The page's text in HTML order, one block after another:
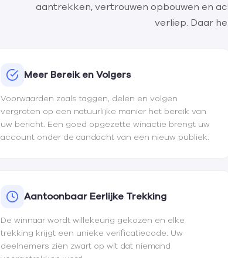
aantrekken, vertrouwen opbouwen en
verliep. Daar
Meer Bereik en Volgers
Voorwaarden zoals taggen, delen en volgen
vergroten op een natuurlijke manier het bereik van
uw bericht. Een goed opgezette winactie brengt uw
account onder de aandacht van een nieuw publiek.
Aantoonbaar Eerlijke Trekking
De winnaar wordt willekeurig gekozen en elke
trekking krijgt een unieke verificatiecode. Uw
deelnemers zien zwart op wit dat niemand